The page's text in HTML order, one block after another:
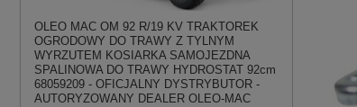
OLEO MAC OM 92 R/19 KV TRAKTOREK
OGRODOWY DO TRAWY Z TYLNYM
WYRZUTEM KOSIARKA SAMOJEZDNA
SPALINOWA DO TRAWY HYDROSTAT 92cm
68059209 - OFICJALNY DYSTRYBUTOR -
AUTORYZOWANY DEALER OLEO-MAC